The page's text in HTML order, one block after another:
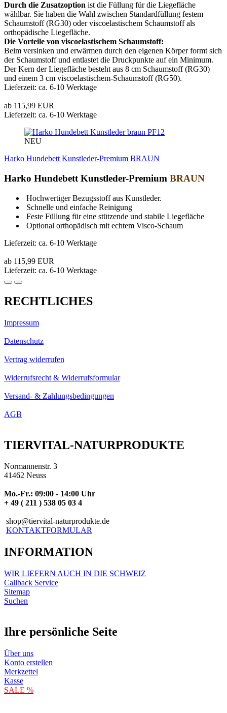
Durch die Zusatzoption ist die Füllung für die Liegefläche
wählbar. Sie haben die Wahl zwischen Standardfüllung festem
Schaumstoff (RG30) oder viscoelastischem Schaumstoff als
orthopädische Liegefläche.
Die Vorteile von viscoelastischem Schaumstoff:
Beim versinken und erwärmen durch den eigenen Körper formt sich
der Schaumstoff und entlastet die Druckpunkte auf ein Minimum.
Der Kern der Liegefläche besteht aus 8 cm Schaumstoff (RG30)
und einem 3 cm viscoelastischem-Schaumstoff (RG50).
Lieferzeit: ca. 6-10 Werktage
ab 115,99 EUR
Lieferzeit: ca. 6-10 Werktage
PF12
NEU
Harko Hundebett Kunstleder-Premium BRAUN
Harko Hundebett Kunstleder-Premium BRAUN
Hochwertiger Bezugsstoff aus Kunstleder.
Schnelle und einfache Reinigung
Feste Füllung für eine stützende und stabile Liegefläche
Optional orthopädisch mit echtem Visco-Schaum
Lieferzeit: ca. 6-10 Werktage
ab 115,99 EUR
Lieferzeit: ca. 6-10 Werktage
RECHTLICHES
Impressum
Datenschutz
Vertrag widerrufen
Widerrufsrecht & Widerrufsformular
Versand- & Zahlungsbedingungen
AGB
TIERVITAL-NATURPRODUKTE
Normannenstr. 3
41462 Neuss
Mo.-Fr.: 09:00 - 14:00 Uhr
+ 49 ( 211 ) 538 05 03 4
shop@tiervital-naturprodukte.de
KONTAKTFORMULAR
INFORMATION
WIR LIEFERN AUCH IN DIE SCHWEIZ
Callback Service
Sitemap
Suchen
Ihre persönliche Seite
Über uns
Konto erstellen
Merkzettel
Kasse
SALE %